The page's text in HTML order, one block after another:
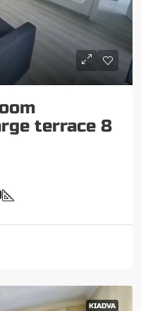
terrace 8
KIADVA